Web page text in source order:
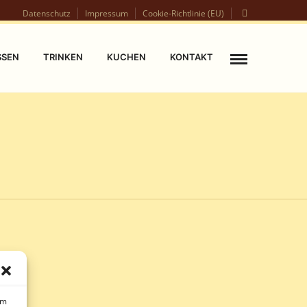
Datenschutz Impressum Cookie-Richtlinie (EU)
TRINKEN KUCHEN KONTAKT